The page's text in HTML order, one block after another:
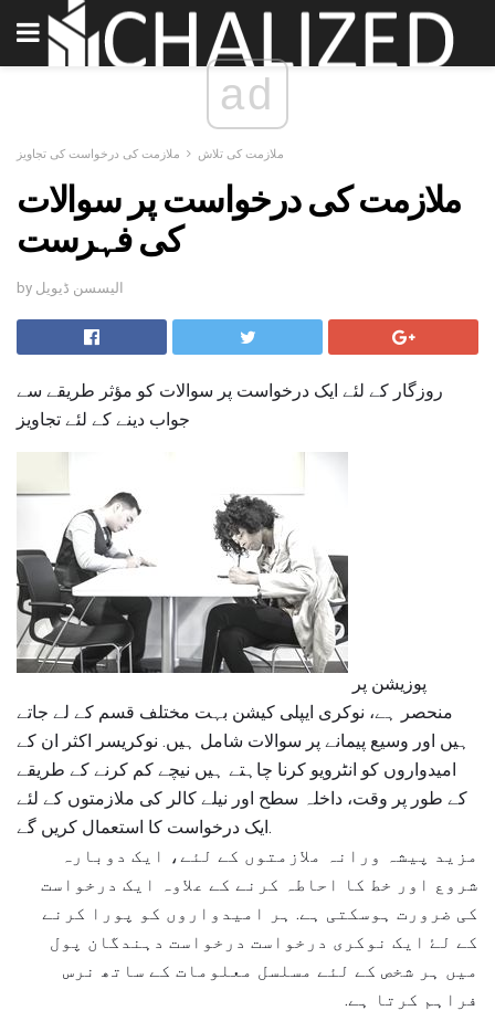
ad
ملازمت کی تلاش ملازمت کی درخواست کی تجاویز
ملازمت کی درخواست پر سوالات
کی فہرست
by الیسسن ڈیویل
روزگار کے لئے ایک درخواست پر سوالات کو مؤثر طریقے سے
جواب دینے کے لئے تجاویز
منحصر ہے، نوکری ایپلی کیشن بہت مختلف قسم کے لے جاتے
ہیں اور وسیع پیمانے پر سوالات شامل ہیں. نوکریسر اکثر ان کے
امیدواروں کو انٹرویو کرنا چاہتے ہیں نیچے کم کرنے کے طریقے
کے طور پر وقت، داخلہ سطح اور نیلے کالر کی ملازمتوں کے لئے
ایک درخواست کا استعمال کریں گے.
مزید پیشہ ورانہ ملازمتوں کے لئے، ایک دوبارہ
شروع اور خط کا احاطہ کرنے کے علاوہ ایک درخواست
کی ضرورت ہوسکتی ہے. ہر امیدواروں کو پورا کرنے
کے لۓ ایک نوکری درخواست درخواست دہندگان پول
میں ہر شخص کے لئے مسلسل معلومات کے ساتھ نرس
فراہم کرتا ہے.